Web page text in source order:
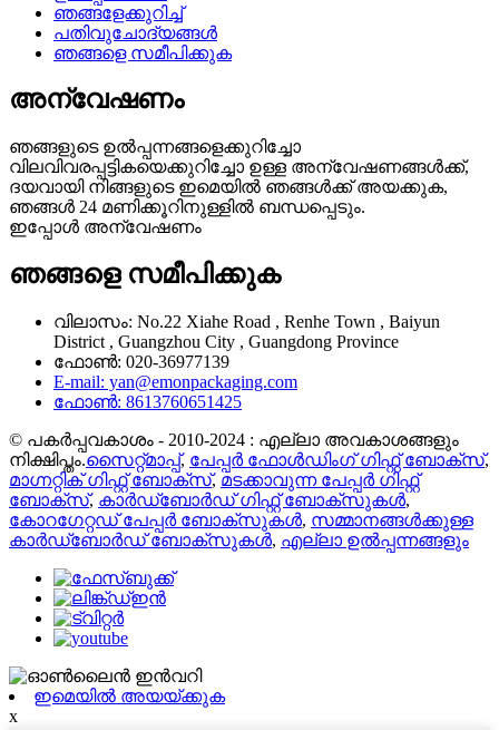
ഞങ്ങളേക്കുറിച്ച്
പതിവുചോദ്യങ്ങൾ
ഞങ്ങളെ സമീപിക്കുക
അന്വേഷണം
ഞങ്ങളുടെ ഉൽപ്പന്നങ്ങളെക്കുറിച്ചോ
വിലവിവരപ്പട്ടികയെക്കുറിച്ചോ ഉള്ള അന്വേഷണങ്ങൾക്ക്,
ദയവായി നിങ്ങളുടെ ഇമെയിൽ ഞങ്ങൾക്ക് അയക്കുക,
ഞങ്ങൾ 24 മണിക്കൂറിനുള്ളിൽ ബന്ധപ്പെടും.
ഇപ്പോൾ അന്വേഷണം
ഞങ്ങളെ സമീപിക്കുക
വിലാസം: No.22 Xiahe Road , Renhe Town , Baiyun
District , Guangzhou City , Guangdong Province
ഫോൺ: 020-36977139
E-mail: yan@emonpackaging.com
ഫോൺ: 8613760651425
© പകർപ്പവകാശം - 2010-2024 : എല്ലാ അവകാശങ്ങളും
നിക്ഷിപ്തം.സൈറ്റ്മാപ്പ്, പേപ്പർ ഫോൾഡിംഗ് ഗിഫ്റ്റ് ബോക്സ്,
മാഗ്നറ്റിക് ഗിഫ്റ്റ് ബോക്സ്, മടക്കാവുന്ന പേപ്പർ ഗിഫ്റ്റ്
ബോക്സ്, കാർഡ്ബോർഡ് ഗിഫ്റ്റ് ബോക്സുകൾ,
കോറഗേറ്റഡ് പേപ്പർ ബോക്സുകൾ, സമ്മാനങ്ങൾക്കുള്ള
കാർഡ്ബോർഡ് ബോക്സുകൾ, എല്ലാ ഉൽപ്പന്നങ്ങളും
ഇമെയിൽ അയയ്ക്കുക
x